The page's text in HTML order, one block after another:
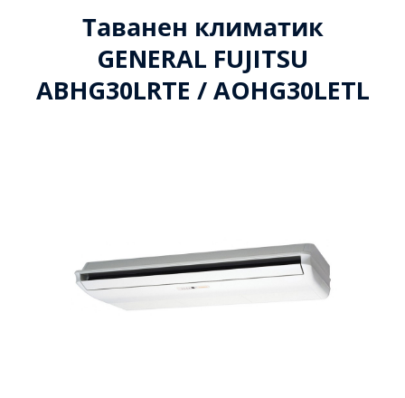
Таванен климатик
GENERAL FUJITSU
ABHG30LRTE / AOHG30LETL